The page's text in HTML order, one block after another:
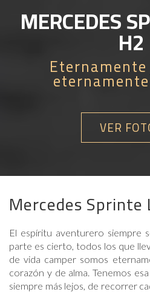
MERCEDES
H2
VER
Mercedes
El espíritu aventurero siempre
parte es cierto, todos los que
de vida camper somos
corazón y de alma. Tenemos
siempre más lejos, de recorrer